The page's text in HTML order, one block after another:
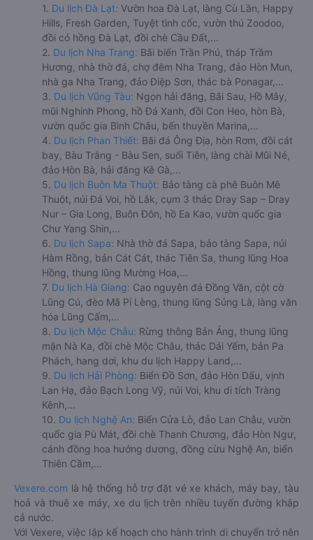
1. Du lịch Đà Lạt: Vườn hoa Đà Lạt, làng Cù Lần, Happy
Hills, Fresh Garden, Tuyệt tình cốc, vườn thú Zoodoo,
đồi cỏ hồng Đà Lạt, đồi chè Cầu Đất,...
2. Du lịch Nha Trang: Bãi biển Trần Phú, tháp Trầm
Hương, nhà thờ đá, chợ đêm Nha Trang, đảo Hòn Mun,
nhà ga Nha Trang, đảo Điệp Sơn, thác bà Ponagar,...
3. Du lịch Vũng Tàu: Ngọn hải đăng, Bãi Sau, Hồ Mây,
mũi Nghinh Phong, hồ Đá Xanh, đồi Con Heo, hòn Bà,
vườn quốc gia Bình Châu, bến thuyền Marina,...
4. Du lịch Phan Thiết: Bãi đá Ông Địa, hòn Rơm, đồi cát
bay, Bàu Trắng - Bàu Sen, suối Tiên, làng chài Mũi Né,
đảo Hòn Bà, hải đăng Kê Gà,...
5. Du lịch Buôn Ma Thuột: Bảo tàng cà phê Buôn Mê
Thuột, núi Đá Voi, hồ Lắk, cụm 3 thác Dray Sap – Dray
Nur – Gia Long, Buôn Đôn, hồ Ea Kao, vườn quốc gia
Chư Yang Shin,...
6. Du lịch Sapa: Nhà thờ đá Sapa, bảo tàng Sapa, núi
Hàm Rồng, bản Cát Cát, thác Tiên Sa, thung lũng Hoa
Hồng, thung lũng Mường Hoa,...
7. Du lịch Hà Giang: Cao nguyên đá Đồng Văn, cột cờ
Lũng Cú, đèo Mã Pí Lèng, thung lũng Sủng Là, làng văn
hóa Lũng Cẩm,...
8. Du lịch Mộc Châu: Rừng thông Bản Áng, thung lũng
mận Nà Ka, đồi chè Mộc Châu, thác Dải Yếm, bản Pa
Phách, hang dơi, khu du lịch Happy Land,...
9. Du lịch Hải Phòng: Biển Đồ Sơn, đảo Hòn Dấu, vịnh
Lan Hạ, đảo Bạch Long Vỹ, núi Voi, khu di tích Tràng
Kênh,...
10. Du lịch Nghệ An: Biển Cửa Lò, đảo Lan Châu, vườn
quốc gia Pù Mát, đồi chè Thanh Chương, đảo Hòn Ngư,
cánh đồng hoa hướng dương, đồng cừu Nghệ An, biển
Thiên Cầm,...
Vexere.com là hệ thống hỗ trợ đặt vé xe khách, máy bay, tàu
hoả và thuê xe máy, xe du lịch trên nhiều tuyến đường khắp
cả nước.
Với Vexere, việc lập kế hoạch cho hành trình di chuyển trở nên